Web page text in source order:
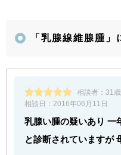
「乳腺線維腺腫
相談者： 31
相談日： 2016年06月11日
乳腺い腫の疑いあり 一
と診断されていますが